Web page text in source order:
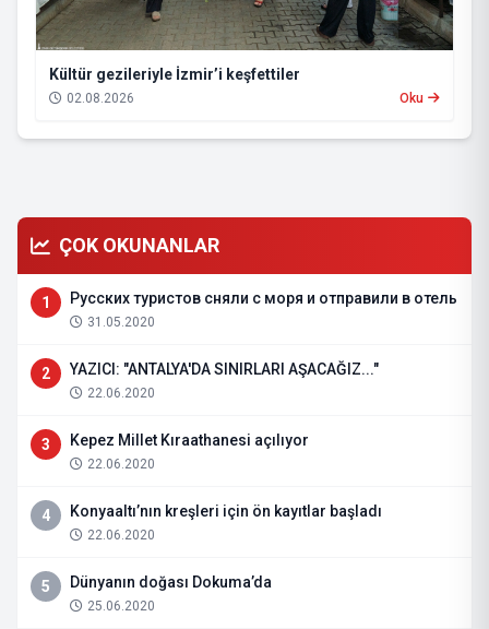
Kültür gezileriyle İzmir’i keşfettiler
02.08.2026 Oku
ÇOK OKUNANLAR
1 Русских туристов сняли с моря и отправили в отель
31.05.2020
2 YAZICI: "ANTALYA'DA SINIRLARI AŞACAĞIZ..."
22.06.2020
3 Kepez Millet Kıraathanesi açılıyor
22.06.2020
4 Konyaaltı’nın kreşleri için ön kayıtlar başladı
22.06.2020
5 Dünyanın doğası Dokuma’da
25.06.2020